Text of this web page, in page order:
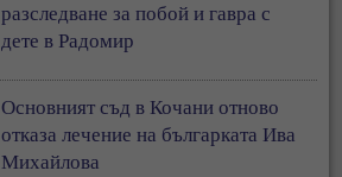
разследване за побой и гавра с
дете в Радомир
Основният съд в Кочани отново
отказа лечение на българката Ива
Михайлова